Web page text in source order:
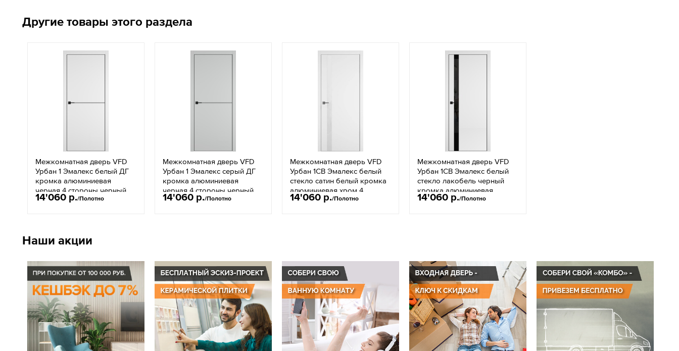
Другие товары этого раздела
Межкомнатная дверь VFD
Урбан 1 Эмалекс белый ДГ
кромка алюминиевая
черная 4 стороны черный
молдинг ЧМ
14'060 р./Полотно
Межкомнатная дверь VFD
Урбан 1 Эмалекс серый ДГ
кромка алюминиевая
черная 4 стороны черный
молдинг ЧМ
14'060 р./Полотно
Межкомнатная дверь VFD
Урбан 1СВ Эмалекс белый
стекло сатин белый кромка
алюминиевая хром 4
стороны серый молдинг СМ
14'060 р./Полотно
Межкомнатная дверь VFD
Урбан 1СВ Эмалекс белый
стекло лакобель черный
кромка алюминиевая
черная 4 стороны черный
14'060 р./Полотно
Наши акции